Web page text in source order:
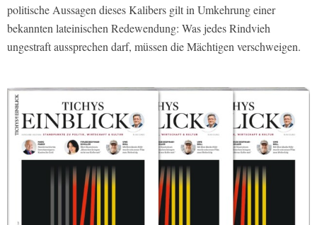
politische Aussagen dieses Kalibers gilt in Umkehrung einer
bekannten lateinischen Redewendung: Was jedes Rindvieh
ungestraft aussprechen darf, müssen die Mächtigen verschweigen.